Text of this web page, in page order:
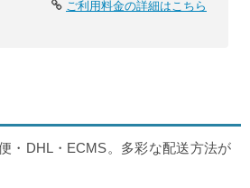
ご利用料金の詳細はこちら
・DHL・ECMS。多彩な配送方法が